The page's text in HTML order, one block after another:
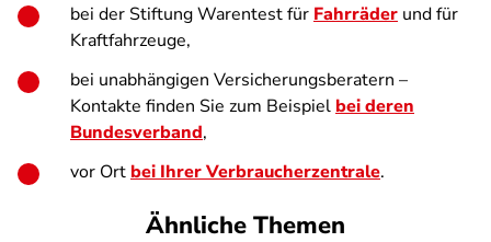
bei der Stiftung Warentest für Fahrräder und für
Kraftfahrzeuge,
bei unabhängigen Versicherungsberatern –
Kontakte finden Sie zum Beispiel bei deren
Bundesverband,
vor Ort bei Ihrer Verbraucherzentrale.
Ähnliche Themen